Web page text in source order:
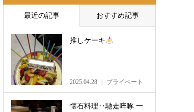
最近の記事 おすすめ記事
推しケーキ
2025.04.28 プライベート
懐石料理‥馳走啐啄 一